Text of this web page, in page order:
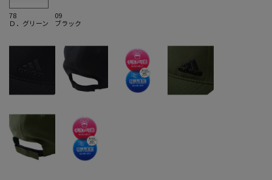
78
Ｄ．グリーン
09
ブラック